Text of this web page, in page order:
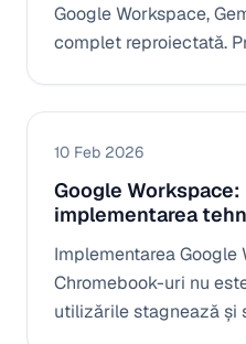
Google Workspace,
complet reproiectată.
10 Feb 2026
Google Workspace:
implementarea
Implementarea Google
Chromebook-uri nu
utilizările stagnează și